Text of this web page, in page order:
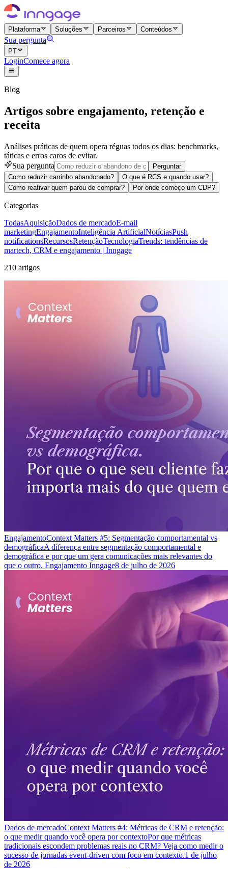
Plataforma Soluções Parceiros Conteúdos
Sua pergunta
PT
LoginComece agora
Blog
Artigos sobre engajamento, retenção e
receita
Análises práticas de quem opera réguas todos os dias: benchmarks,
táticas e erros caros de evitar.
Sua pergunta
Perguntar
Como reduzir carrinho abandonado?
O que é RCS e quando usar?
Como reativar quem parou de comprar?
Por onde começo um CDP?
Categorias
TodasAquisiçãoDados de mercadoE-mail
marketingEngajamentoInteligência ArtificialNotíciasPush
notificationsRecursosRetençãoTecnologiaTrends: tendências de
martech, CRM e engajamento | Inngage
210 artigos
EngajamentoContext Matters #5: Segmentação comportamental vs
demográficaA diferença entre segmentação comportamental e
demográfica e por que um gera comunicações mais relevantes do
que o outro. Engajamento Inngage8 de julho de 2026
Dados de mercadoContext Matters #4: Métricas de CRM e retenção:
o que medir quando você opera por contextoPor que métricas
tradicionais escondem problemas reais no CRM? Veja como medir o
sucesso de jornadas event-driven com foco em contexto.1 de julho
de 2026